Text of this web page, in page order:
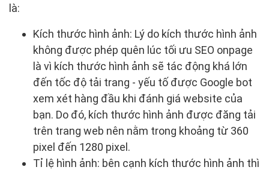
là:
Kích thước hình ảnh: Lý do kích thước hình ảnh
không được phép quên lúc tối ưu SEO onpage
là vì kích thước hình ảnh sẽ tác động khá lớn
đến tốc độ tải trang - yếu tố được Google bot
xem xét hàng đầu khi đánh giá website của
bạn. Do đó, kích thước hình ảnh được đăng tải
trên trang web nên nằm trong khoảng từ 360
pixel đến 1280 pixel.
Tỉ lệ hình ảnh: bên cạnh kích thước hình ảnh thì